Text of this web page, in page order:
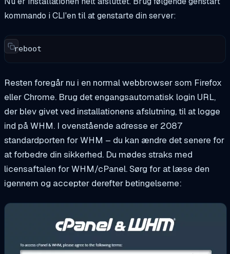
kommando i CLI'en til at genstarte din server:
reboot
Resten foregår nu i en normal webbrowser som Firefox
eller Chrome. Brug det engangsautomatisk login URL,
der blev givet ved installationens afslutning, til at logge
ind på WHM. I ovenstående adresse er 2087
standardporten for WHM – du kan ændre det senere for
at forbedre din sikkerhed. Du mødes straks med
licensaftalen for WHM/cPanel. Sørg for at læse den
igennem og accepter derefter betingelserne: